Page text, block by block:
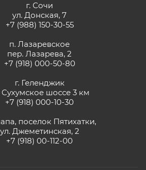
г. Сочи
ул. Донская, 7
+7 (988) 150-30-55
п. Лазаревское
пер. Лазарева, 2
+7 (918) 000-50-80
г. Геленджик
Сухумское шоссе 3 км
+7 (918) 000-10-30
поселок Пятихатки,
ул. Джеметинская, 2
+7 (918) 00-112-00